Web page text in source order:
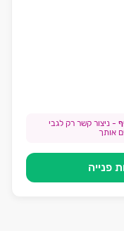
- ניצור קשר רק לגבי
אותך
פנייה